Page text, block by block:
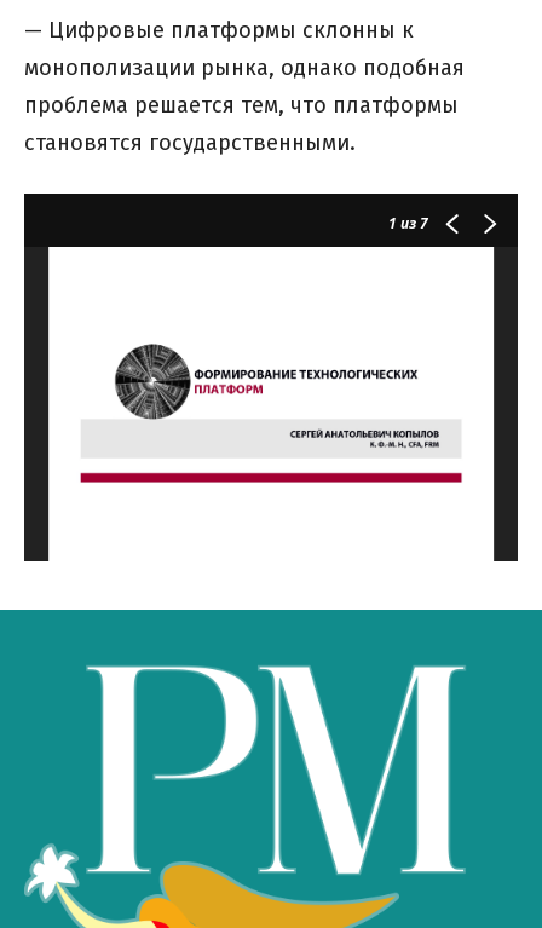
— Цифровые платформы склонны к
монополизации рынка, однако подобная
проблема решается тем, что платформы
становятся государственными.
1 из 7